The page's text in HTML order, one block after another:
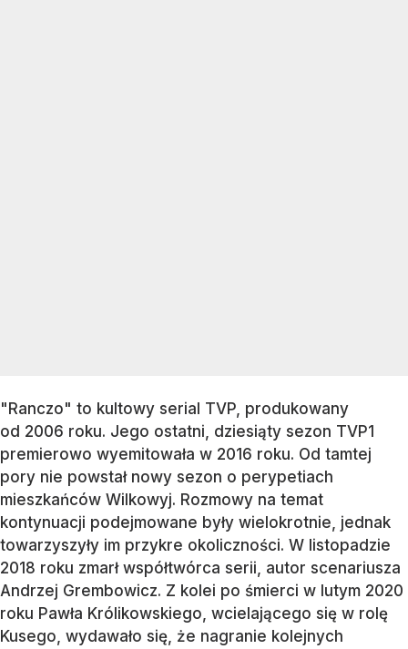
"Ranczo" to kultowy serial TVP, produkowany
od 2006 roku. Jego ostatni, dziesiąty sezon TVP1
premierowo wyemitowała w 2016 roku. Od tamtej
pory nie powstał nowy sezon o perypetiach
mieszkańców Wilkowyj. Rozmowy na temat
kontynuacji podejmowane były wielokrotnie, jednak
towarzyszyły im przykre okoliczności. W listopadzie
2018 roku zmarł współtwórca serii, autor scenariusza
Andrzej Grembowicz. Z kolei po śmierci w lutym 2020
roku Pawła Królikowskiego, wcielającego się w rolę
Kusego, wydawało się, że nagranie kolejnych